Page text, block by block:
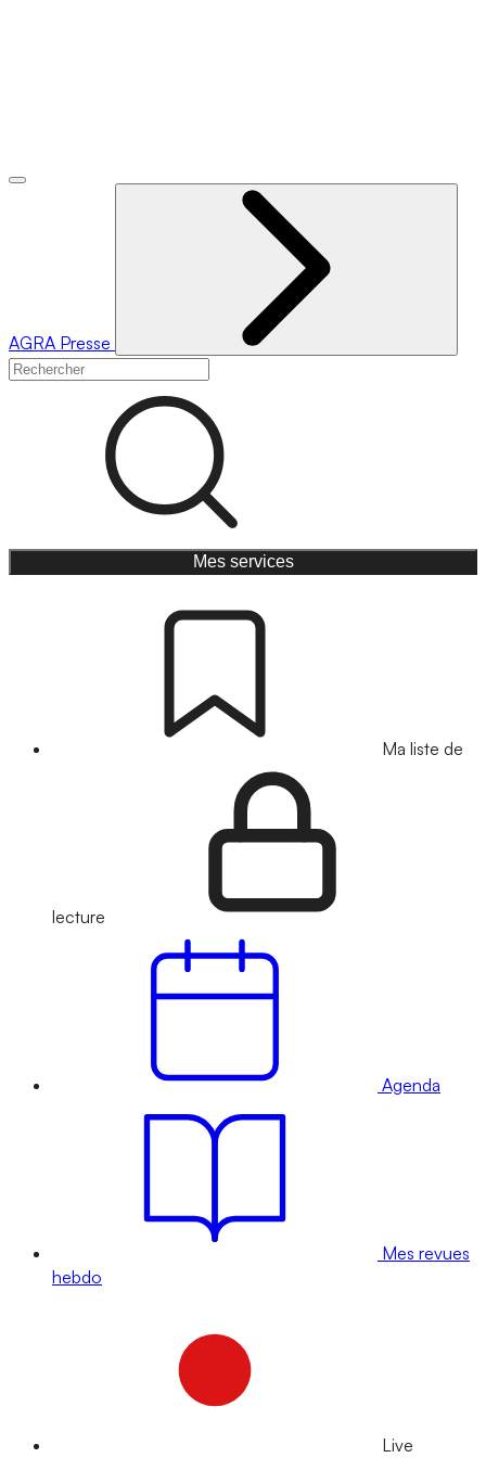
AGRA Presse
Mes services
Ma liste de
lecture
Agenda
Mes revues
hebdo
Live